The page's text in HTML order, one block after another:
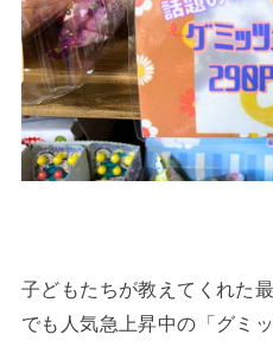
子どもたちが教えてくれた
でも人気急上昇中の「グミ